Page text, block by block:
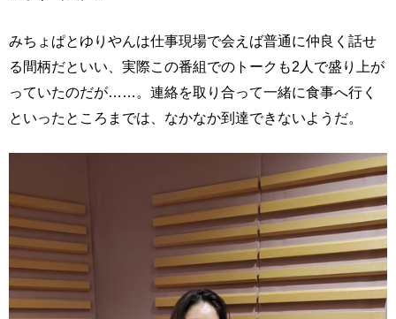
みちょぱとゆりやんは仕事現場で会えば普通に仲良く話せ
る間柄だといい、実際この番組でのトークも2人で盛り上が
っていたのだが……。連絡を取り合って一緒に食事へ行く
といったところまでは、なかなか到達できないようだ。